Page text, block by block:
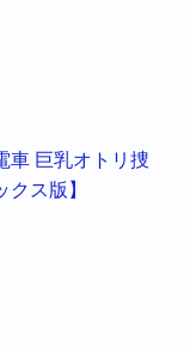
車 巨乳オトリ捜
ス版】